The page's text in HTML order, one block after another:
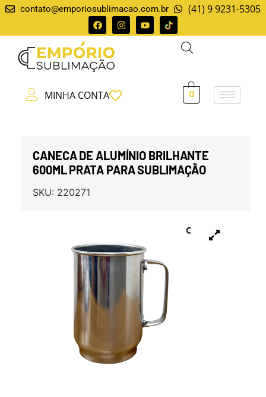
contato@emporiosublimacao.com.br (41) 9 9231-5305
MINHA CONTA 0
CANECA DE ALUMÍNIO BRILHANTE
600ML PRATA PARA SUBLIMAÇÃO
SKU: 220271